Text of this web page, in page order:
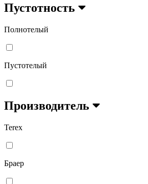
Пустотность
Полнотелый
Пустотелый
Производитель
Terex
Браер